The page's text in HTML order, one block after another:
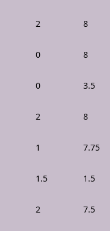
2 8
0 8
0 3.5
2 8
1 7.75
1.5 1.5
2 7.5